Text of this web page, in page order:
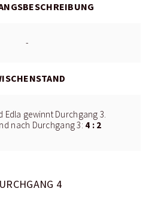
-
Edla gewinnt Durchgang 3.
nach Durchgang 3: 4 : 2
4